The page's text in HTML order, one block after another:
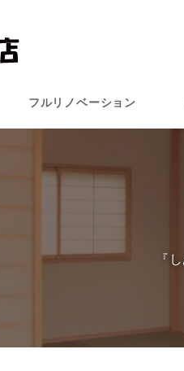
フルリノベーション